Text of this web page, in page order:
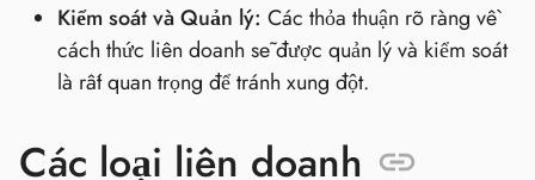
Kiểm soát và Quản lý: Các thỏa thuận rõ ràng về
cách thức liên doanh sẽ được quản lý và kiểm soát
là rất quan trọng để tránh xung đột.
Các loại liên doanh